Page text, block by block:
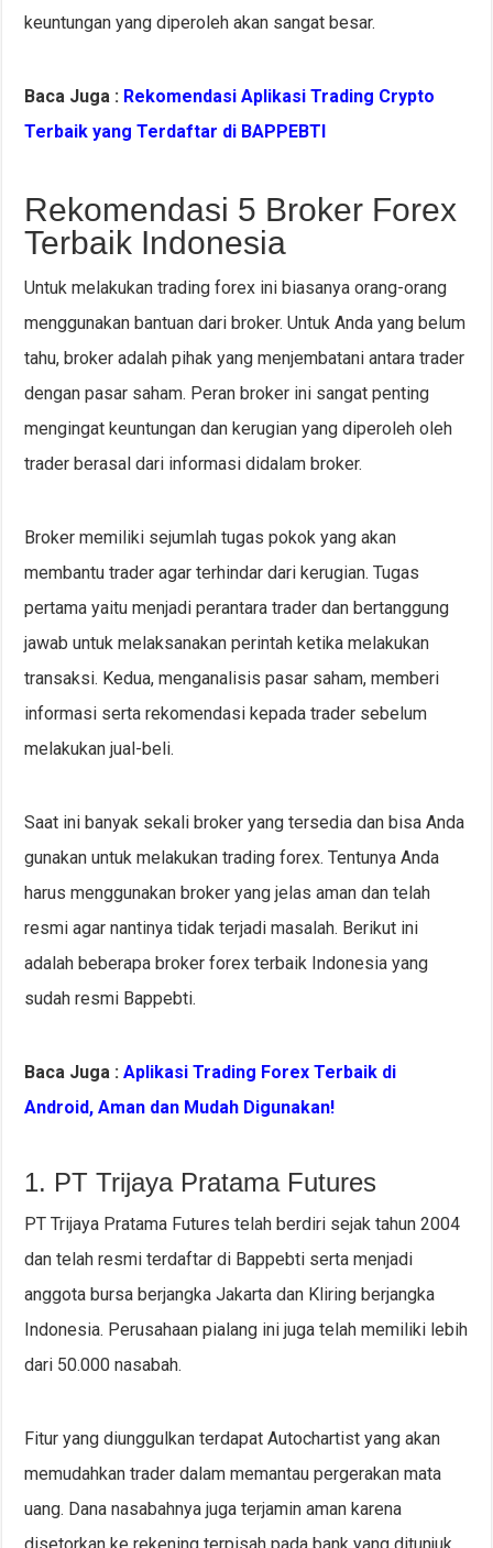
keuntungan yang diperoleh akan sangat besar.
Baca Juga : Rekomendasi Aplikasi Trading Crypto
Terbaik yang Terdaftar di BAPPEBTI
Rekomendasi 5 Broker Forex
Terbaik Indonesia
Untuk melakukan trading forex ini biasanya orang-orang
menggunakan bantuan dari broker. Untuk Anda yang belum
tahu, broker adalah pihak yang menjembatani antara trader
dengan pasar saham. Peran broker ini sangat penting
mengingat keuntungan dan kerugian yang diperoleh oleh
trader berasal dari informasi didalam broker.
Broker memiliki sejumlah tugas pokok yang akan
membantu trader agar terhindar dari kerugian. Tugas
pertama yaitu menjadi perantara trader dan bertanggung
jawab untuk melaksanakan perintah ketika melakukan
transaksi. Kedua, menganalisis pasar saham, memberi
informasi serta rekomendasi kepada trader sebelum
melakukan jual-beli.
Saat ini banyak sekali broker yang tersedia dan bisa Anda
gunakan untuk melakukan trading forex. Tentunya Anda
harus menggunakan broker yang jelas aman dan telah
resmi agar nantinya tidak terjadi masalah. Berikut ini
adalah beberapa broker forex terbaik Indonesia yang
sudah resmi Bappebti.
Baca Juga :Aplikasi Trading Forex Terbaik di
Android, Aman dan Mudah Digunakan!
1. PT Trijaya Pratama Futures
PT Trijaya Pratama Futures telah berdiri sejak tahun 2004
dan telah resmi terdaftar di Bappebti serta menjadi
anggota bursa berjangka Jakarta dan Kliring berjangka
Indonesia. Perusahaan pialang ini juga telah memiliki lebih
dari 50.000 nasabah.
Fitur yang diunggulkan terdapat Autochartist yang akan
memudahkan trader dalam memantau pergerakan mata
uang. Dana nasabahnya juga terjamin aman karena